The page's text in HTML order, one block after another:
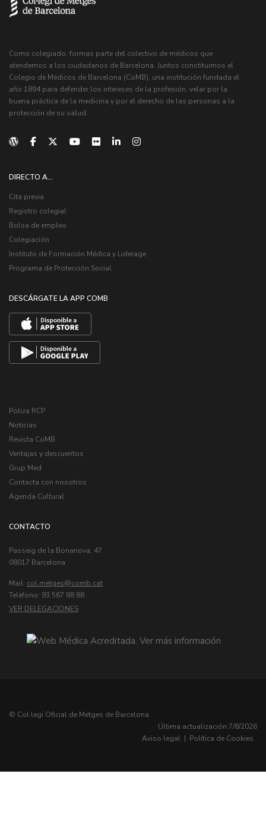
Como colegiado, formas parte del colectivo de médicos que
atendemos a los ciudadanos de Barcelona. Juntos constituimos el
Colegio de Médicos de Barcelona (CoMB), una institución fundada el
año 1894 para defender los intereses de la profesión, velar por la
buena práctica de la medicina y por el derecho de las personas a la
protección de su salud.
DIRECTO A...
Cita previa
Registro colegial
Bolsa de empleo
Colegiación
Instituto de Formación Médica y Liderage
Programa de Protección Social
DESCÁRGATE LA APP COMB
Poliza RCP
Noticias
Revista CoMB
Ventajas y descuentos
Grup Med
Contacta con nosotros
Agenda Cultural
CONTACTO
Passeig de la Bonanova, 47
08017 Barcelona
Mail: col.metges
Telèfono: 93 567 88 88
VER DELEGACIONES
© Col·legi Oficial de Metges de Barcelona
Última actualización:7/8/2026
Aviso legal | Política de Cookies